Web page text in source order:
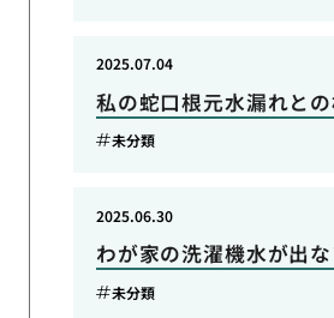
私の蛇口根元水漏れと
2025.07.04
未分類
わが家の洗濯機水が出
2025.06.30
未分類